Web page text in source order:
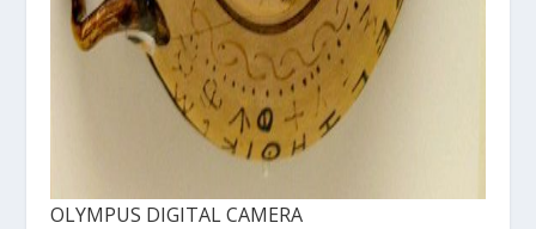
OLYMPUS DIGITAL CAMERA